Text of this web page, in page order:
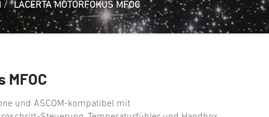
/ LACERTA MOTORFOKUS MFOC
MFOC
und ASCOM-kompatibel mit